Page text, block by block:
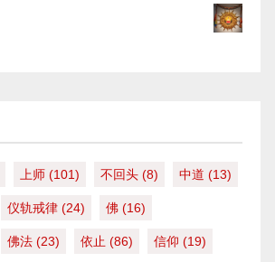
上师 (101) 不回头 (8) 中道 (13)
仪轨戒律 (24) 佛 (16)
佛法 (23) 依止 (86) 信仰 (19)